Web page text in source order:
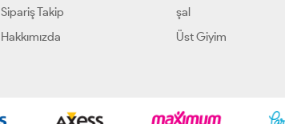
Sipariş Takip
Hakkımızda
şal
Üst Giyim